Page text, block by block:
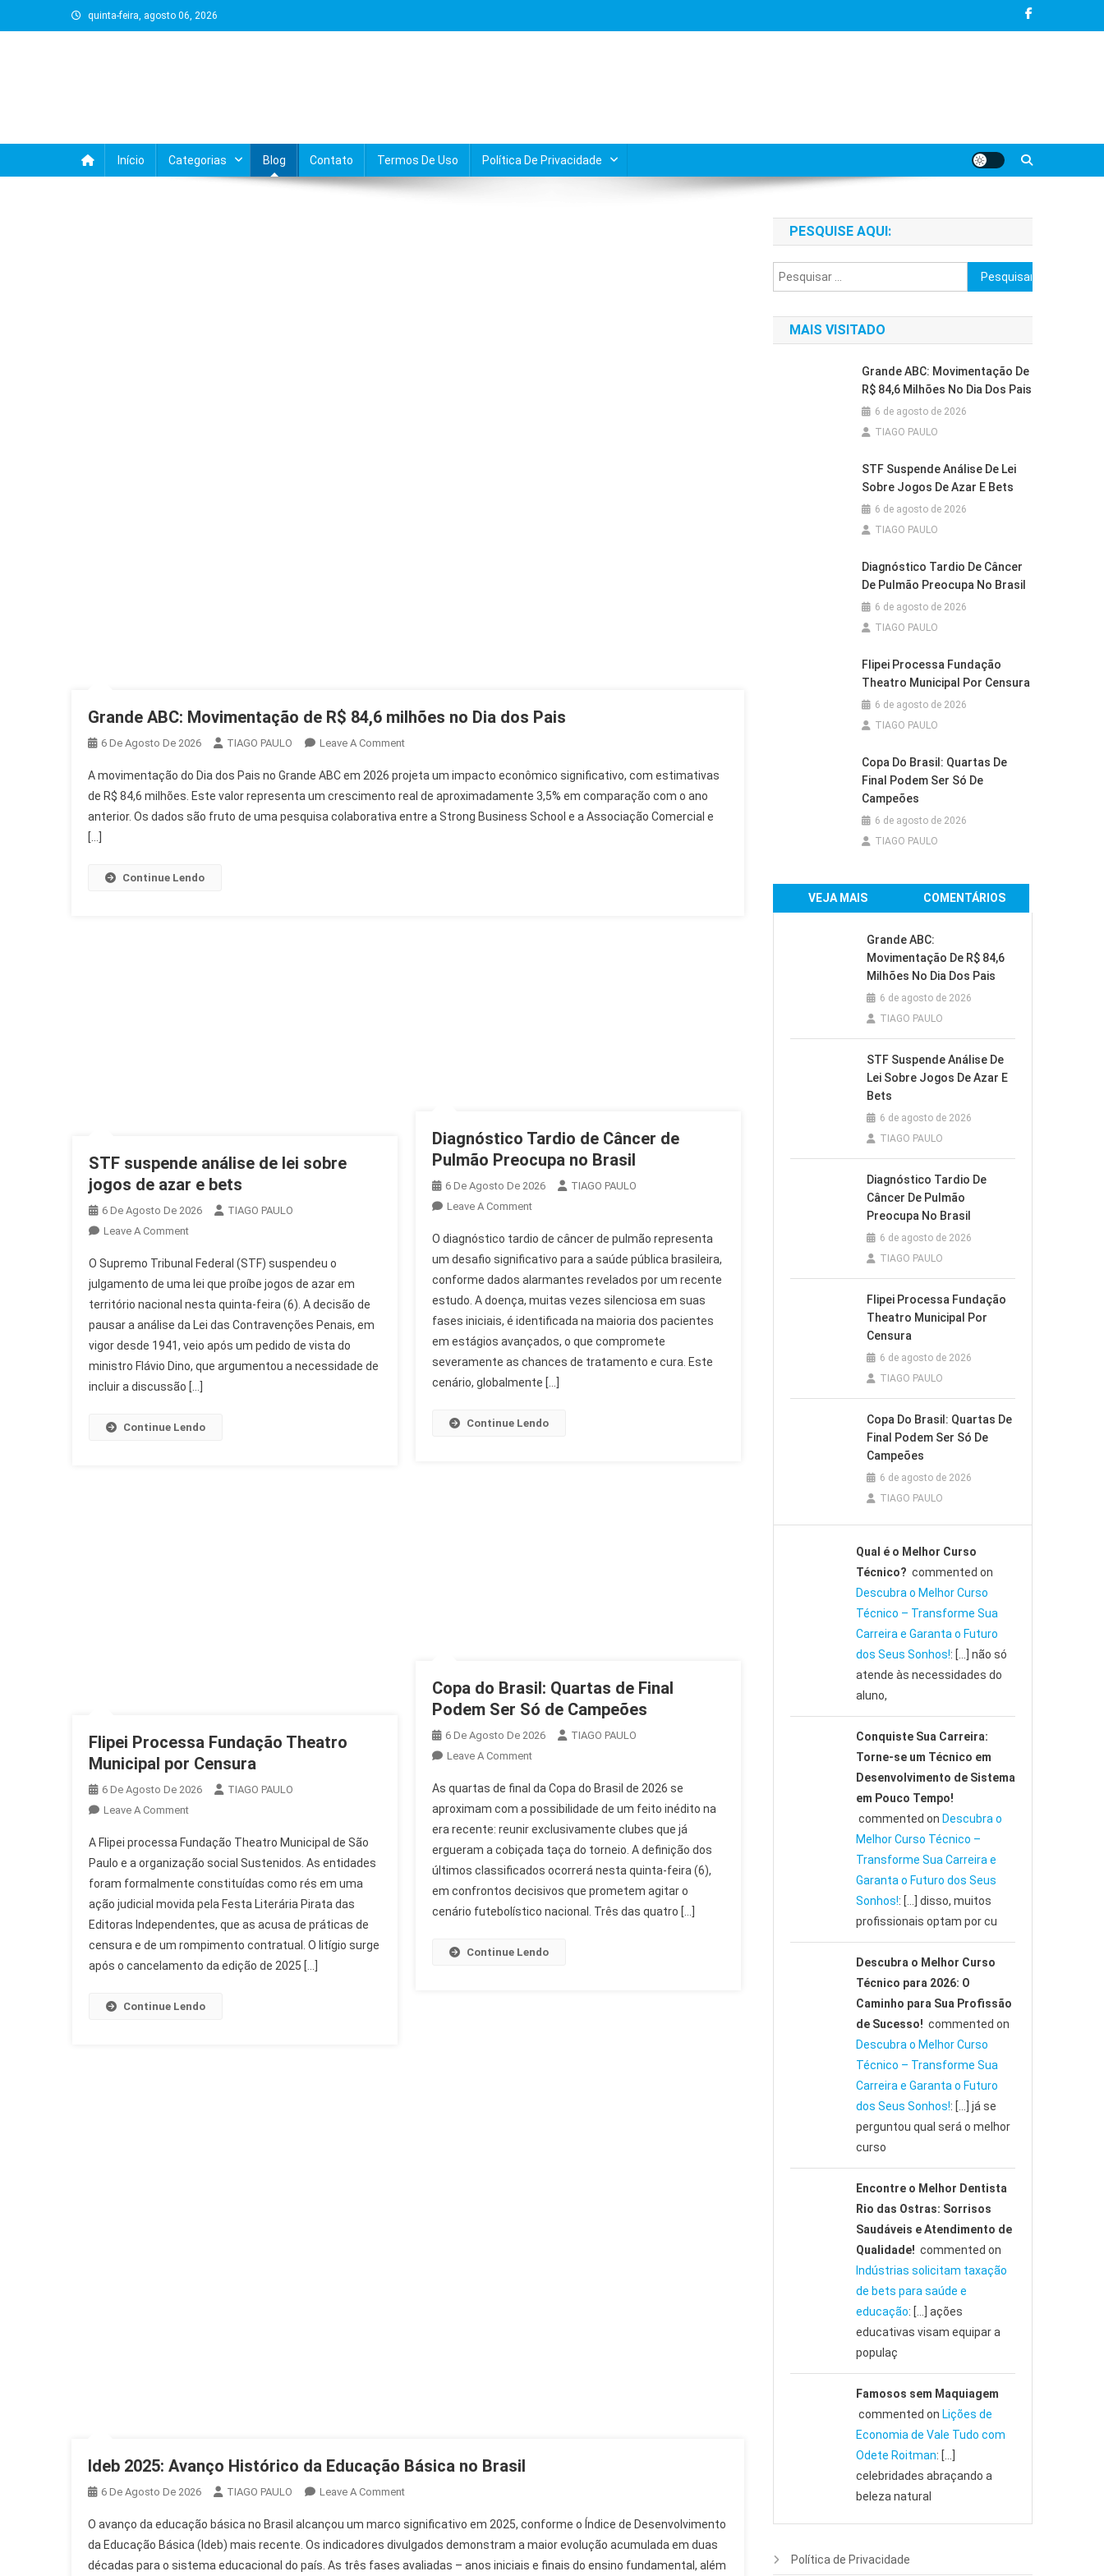
to
quinta-feira, agosto 06, 2026
Início Categorias Blog Contato Termos De Uso Política De Privacidade
Grande ABC: Movimentação de R$ 84,6 milhões no Dia dos Pais
6 De Agosto De 2026 TIAGO PAULO Leave A CommentOn
ABC:
Movimentação
De
A movimentação do Dia dos Pais no Grande ABC em 2026 projeta um impacto econômico significativo, com estimativas
de R$ 84,6 milhões. Este valor representa um crescimento real de aproximadamente 3,5% em comparação com o ano
anterior. Os dados são fruto de uma pesquisa colaborativa entre a Strong Business School e a Associação Comercial e
[…]
Continue Lendo
STF suspende análise de lei sobre
jogos de azar e bets
6 De Agosto De 2026
TIAGO PAULO
Leave A CommentOn
Suspende
Análise
De
Lei
Sobre
Jogos
De
O Supremo Tribunal Federal (STF) suspendeu o
julgamento de uma lei que proíbe jogos de azar em
território nacional nesta quinta-feira (6). A decisão de
pausar a análise da Lei das Contravenções Penais, em
vigor desde 1941, veio após um pedido de vista do
ministro Flávio Dino, que argumentou a necessidade de
incluir a discussão […]
Continue Lendo
Diagnóstico Tardio de Câncer de
Pulmão Preocupa no Brasil
6 De Agosto De 2026
TIAGO PAULO
Leave A CommentOn
Tardio
De
Câncer
De
Pulmão
Preocupa
No
Brasil
O diagnóstico tardio de câncer de pulmão representa
um desafio significativo para a saúde pública brasileira,
conforme dados alarmantes revelados por um recente
estudo. A doença, muitas vezes silenciosa em suas
fases iniciais, é identificada na maioria dos pacientes
em estágios avançados, o que compromete
severamente as chances de tratamento e cura. Este
cenário, globalmente […]
Continue Lendo
Flipei Processa Fundação Theatro
Municipal por Censura
6 De Agosto De 2026
TIAGO PAULO
Leave A CommentOn
Processa
Fundação
Theatro
Municipal
Por
Censura
A Flipei processa Fundação Theatro Municipal de São
Paulo e a organização social Sustenidos. As entidades
foram formalmente constituídas como rés em uma
ação judicial movida pela Festa Literária Pirata das
Editoras Independentes, que as acusa de práticas de
censura e de um rompimento contratual. O litígio surge
após o cancelamento da edição de 2025 […]
Continue Lendo
Copa do Brasil: Quartas de Final
Podem Ser Só de Campeões
6 De Agosto De 2026
TIAGO PAULO
Leave A CommentOn
Do
Brasil:
Quartas
De
Final
Podem
Ser
As quartas de final da Copa do Brasil de 2026 se
aproximam com a possibilidade de um feito inédito na
era recente: reunir exclusivamente clubes que já
ergueram a cobiçada taça do torneio. A definição dos
últimos classificados ocorrerá nesta quinta-feira (6),
em confrontos decisivos que prometem agitar o
cenário futebolístico nacional. Três das quatro […]
Continue Lendo
Ideb 2025: Avanço Histórico da Educação Básica no Brasil
6 De Agosto De 2026 TIAGO PAULO Leave A CommentOn
2025:
Avanço
Histórico
O avanço da educação básica no Brasil alcançou um marco significativo em 2025, conforme o Índice de Desenvolvimento
da Educação Básica (Ideb) mais recente. Os indicadores divulgados demonstram a maior evolução acumulada em duas
décadas para o sistema educacional do país. As três fases avaliadas – anos iniciais e finais do ensino fundamental, além
PESQUISE AQUI:
Pesquisar
por:
MAIS VISITADO
Grande ABC: Movimentação De
R$ 84,6 Milhões No Dia Dos Pais
6 de agosto de 2026
TIAGO PAULO
STF Suspende Análise De Lei
Sobre Jogos De Azar E Bets
6 de agosto de 2026
TIAGO PAULO
Diagnóstico Tardio De Câncer
De Pulmão Preocupa No Brasil
6 de agosto de 2026
TIAGO PAULO
Flipei Processa Fundação
Theatro Municipal Por Censura
6 de agosto de 2026
TIAGO PAULO
Copa Do Brasil: Quartas De
Final Podem Ser Só De
Campeões
6 de agosto de 2026
TIAGO PAULO
VEJA MAIS COMENTÁRIOS
Grande ABC:
Movimentação De R$ 84,6
Milhões No Dia Dos Pais
6 de agosto de 2026
TIAGO PAULO
STF Suspende Análise De
Lei Sobre Jogos De Azar E
Bets
6 de agosto de 2026
TIAGO PAULO
Diagnóstico Tardio De
Câncer De Pulmão
Preocupa No Brasil
6 de agosto de 2026
TIAGO PAULO
Flipei Processa Fundação
Theatro Municipal Por
Censura
6 de agosto de 2026
TIAGO PAULO
Copa Do Brasil: Quartas De
Final Podem Ser Só De
Campeões
6 de agosto de 2026
TIAGO PAULO
Qual é o Melhor Curso
Técnico? commented on
Descubra o Melhor Curso
Técnico – Transforme Sua
Carreira e Garanta o Futuro
dos Seus Sonhos!: […] não só
atende às necessidades do
aluno,
Conquiste Sua Carreira:
Torne-se um Técnico em
Desenvolvimento de Sistema
em Pouco Tempo!
commented on Descubra o
Melhor Curso Técnico –
Transforme Sua Carreira e
Garanta o Futuro dos Seus
Sonhos!: […] disso, muitos
profissionais optam por cu
Descubra o Melhor Curso
Técnico para 2026: O
Caminho para Sua Profissão
de Sucesso! commented on
Descubra o Melhor Curso
Técnico – Transforme Sua
Carreira e Garanta o Futuro
dos Seus Sonhos!: […] já se
perguntou qual será o melhor
curso
Encontre o Melhor Dentista
Rio das Ostras: Sorrisos
Saudáveis e Atendimento de
Qualidade! commented on
Indústrias solicitam taxação
de bets para saúde e
educação: […] ações
educativas visam equipar a
populaç
Famosos sem Maquiagem
commented on Lições de
Economia de Vale Tudo com
Odete Roitman: […]
celebridades abraçando a
beleza natural
Política de Privacidade